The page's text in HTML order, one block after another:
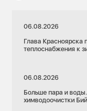
06.08.2026
Глава Красноярска
теплоснабжения к
06.08.2026
Больше пара и
химводоочистки